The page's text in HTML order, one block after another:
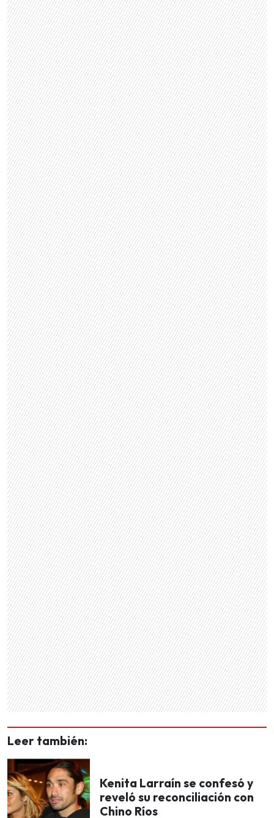
Leer también:
Kenita Larraín se confesó y
reveló su reconciliación con
Chino Ríos